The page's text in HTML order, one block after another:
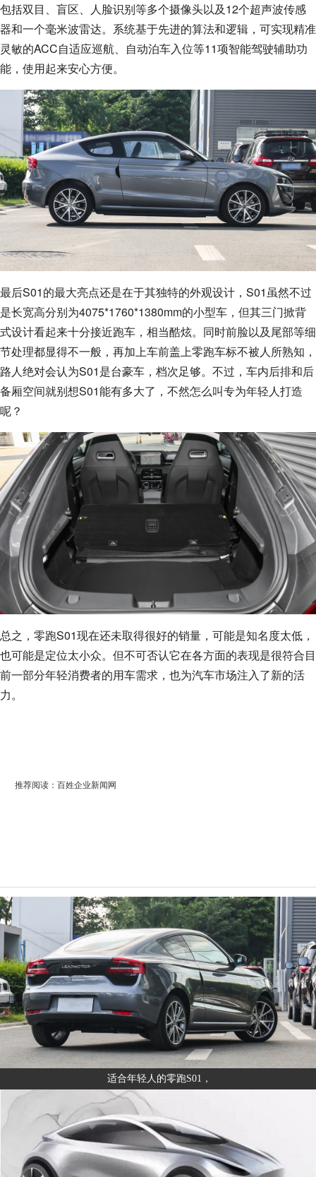
包括双目、盲区、人脸识别等多个摄像头以及12个超声波传感
器和一个毫米波雷达。系统基于先进的算法和逻辑，可实现精准
灵敏的ACC自适应巡航、自动泊车入位等11项智能驾驶辅助功
能，使用起来安心方便。
最后S01的最大亮点还是在于其独特的外观设计，S01虽然不过
是长宽高分别为4075*1760*1380mm的小型车，但其三门掀背
式设计看起来十分接近跑车，相当酷炫。同时前脸以及尾部等细
节处理都显得不一般，再加上车前盖上零跑车标不被人所熟知，
路人绝对会认为S01是台豪车，档次足够。不过，车内后排和后
备厢空间就别想S01能有多大了，不然怎么叫专为年轻人打造
呢？
总之，零跑S01现在还未取得很好的销量，可能是知名度太低，
也可能是定位太小众。但不可否认它在各方面的表现是很符合目
前一部分年轻消费者的用车需求，也为汽车市场注入了新的活
力。
推荐阅读： 百姓企业新闻网
适合年轻人的零跑S01，